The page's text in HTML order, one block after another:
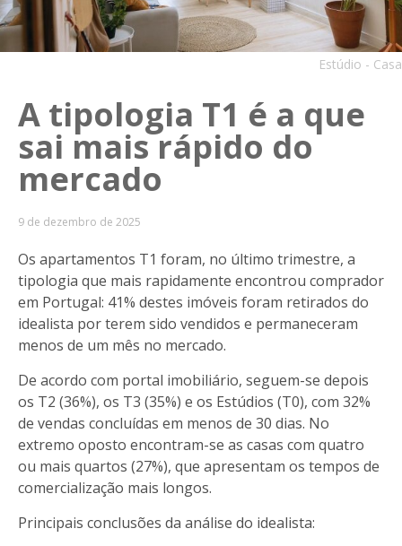
Estúdio - Casa
A tipologia T1 é a que
sai mais rápido do
mercado
9 de dezembro de 2025
Os apartamentos T1 foram, no último trimestre, a
tipologia que mais rapidamente encontrou comprador
em Portugal: 41% destes imóveis foram retirados do
idealista por terem sido vendidos e permaneceram
menos de um mês no mercado.
De acordo com portal imobiliário, seguem-se depois
os T2 (36%), os T3 (35%) e os Estúdios (T0), com 32%
de vendas concluídas em menos de 30 dias. No
extremo oposto encontram-se as casas com quatro
ou mais quartos (27%), que apresentam os tempos de
comercialização mais longos.
Principais conclusões da análise do idealista: